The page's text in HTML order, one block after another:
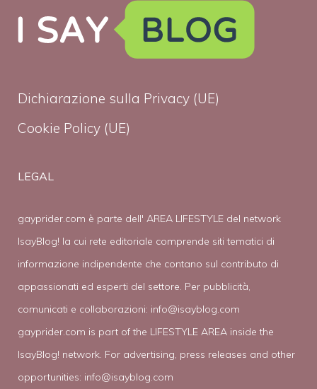
Dichiarazione sulla Privacy (UE)
Cookie Policy (UE)
LEGAL
gayprider.com è parte dell' AREA LIFESTYLE del network
IsayBlog! la cui rete editoriale comprende siti tematici di
informazione indipendente che contano sul contributo di
appassionati ed esperti del settore. Per pubblicità,
comunicati e collaborazioni: info@isayblog.com
gayprider.com is part of the LIFESTYLE AREA inside the
IsayBlog! network. For advertising, press releases and other
opportunities: info@isayblog.com